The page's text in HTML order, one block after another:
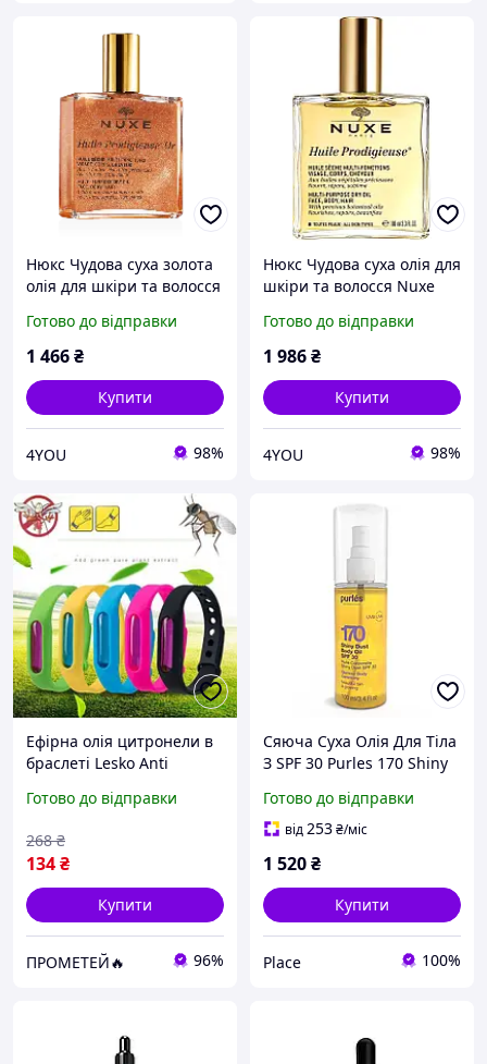
Нюкс Чудова суха золота
олія для шкіри та волосся
50 мл
Готово до відправки
1 466₴
Купити
4YOU 98%
Нюкс Чудова суха олія для
шкіри та волосся Nuxe
100 мл
Готово до відправки
1 986₴
Купити
4YOU 98%
Ефірна олія цитронели в
браслеті Lesko Anti
аромат, відлякує комарів
дому.
Готово до відправки
134₴
268 ₴
Купити
ПРОМЕТЕЙ🔥 96%
Сяюча Суха Олія Для Тіла
З SPF 30 Purles 170 Shiny
PLACE
Готово до відправки
від253₴/міс
1 520₴
Купити
Place 100%